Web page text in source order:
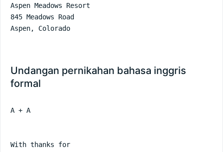
Aspen Meadows Resort
845 Meadows Road
Aspen, Colorado
Undangan pernikahan bahasa inggris
formal
A + A
With thanks for